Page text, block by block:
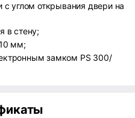
с углом открывания двери на
в стену;
мм;
замком PS 300/